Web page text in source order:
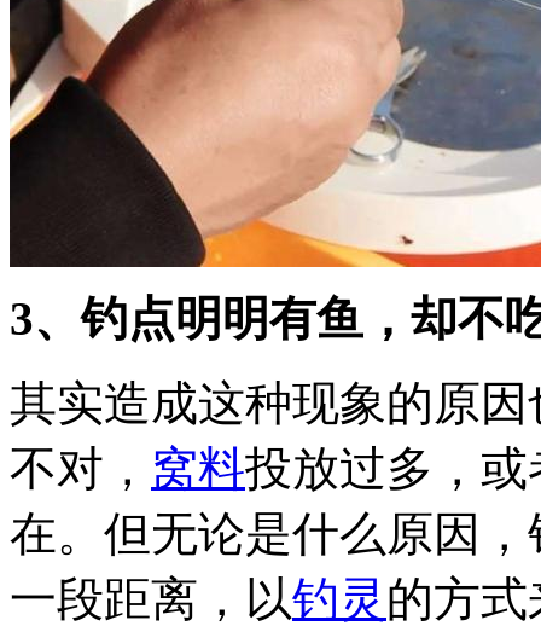
3、钓点明明有鱼，却不
其实造成这种现象的原
不对， 窝料投放过多，
在。但无论是什么原因
一段距离，以钓灵 的方